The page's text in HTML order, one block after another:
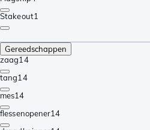
Stakeout1
Gereedschappen
zaag14
tang14
mes14
flessenopener14